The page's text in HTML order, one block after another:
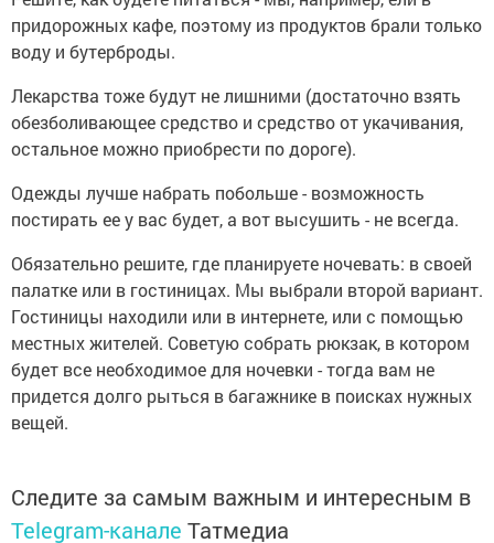
придорожных кафе, поэтому из продуктов брали только
воду и бутерброды.
Лекарства тоже будут не лишними (достаточно взять
обезболивающее средство и средство от укачивания,
остальное можно приобрести по дороге).
Одежды лучше набрать побольше - возможность
постирать ее у вас будет, а вот высушить - не всегда.
Обязательно решите, где планируете ночевать: в своей
палатке или в гостиницах. Мы выбрали второй вариант.
Гостиницы находили или в интернете, или с помощью
местных жителей. Советую собрать рюкзак, в котором
будет все необходимое для ночевки - тогда вам не
придется долго рыться в багажнике в поисках нужных
вещей.
Следите за самым важным и интересным в
Telegram-канале Татмедиа